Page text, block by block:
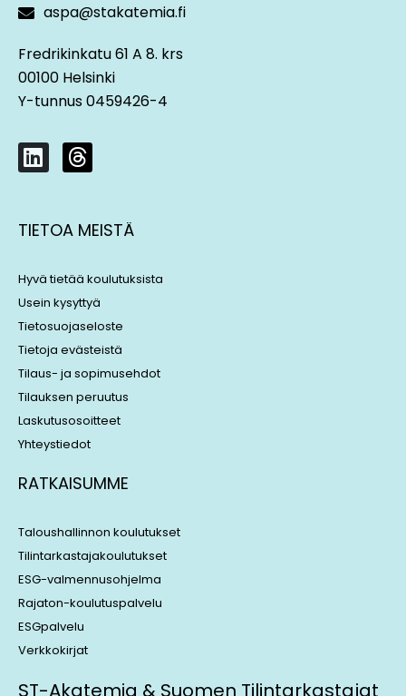
aspa@stakatemia.fi
Fredrikinkatu 61 A 8. krs
00100 Helsinki
Y-tunnus 0459426-4
L
i
k
e
i
n
T
h
e
a
s
TIETOA MEISTÄ
Hyvä tietää koulutuksista
Usein kysyttyä
Tietosuojaseloste
Tietoja evästeistä
Tilaus- ja sopimusehdot
Tilauksen peruutus
Laskutusosoitteet
Yhteystiedot
RATKAISUMME
Taloushallinnon koulutukset
Tilintarkastajakoulutukset
ESG-valmennusohjelma
Rajaton-koulutuspalvelu
ESGpalvelu
Verkkokirjat
ST-Akatemia & Suomen Tilintarkastajat